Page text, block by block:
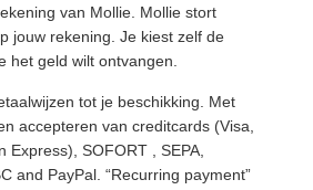
van Mollie. Mollie stort
jouw rekening. Je kiest zelf de
het geld wilt ontvangen.
tot je beschikking. Met
accepteren van creditcards (Visa,
Express), SOFORT , SEPA,
and PayPal . “Recurring payment”